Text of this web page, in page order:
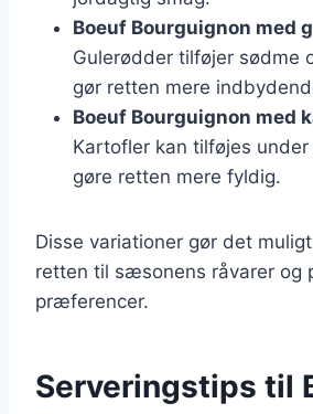
Boeuf Bourguignon med
Gulerødder tilføjer sødme
gør retten mere
Boeuf Bourguignon med
Kartofler kan tilføjes
gøre retten mere fyldig.
Disse variationer gør det
retten til sæsonens råvarer og
præferencer.
Serveringstips til